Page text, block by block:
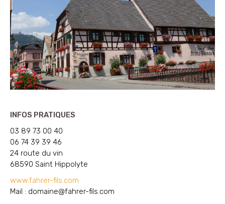
INFOS PRATIQUES
03 89 73 00 40
06 74 39 39 46
24 route du vin
68590 Saint Hippolyte
www.fahrer-fils.com
Mail : domaine@fahrer-fils.com